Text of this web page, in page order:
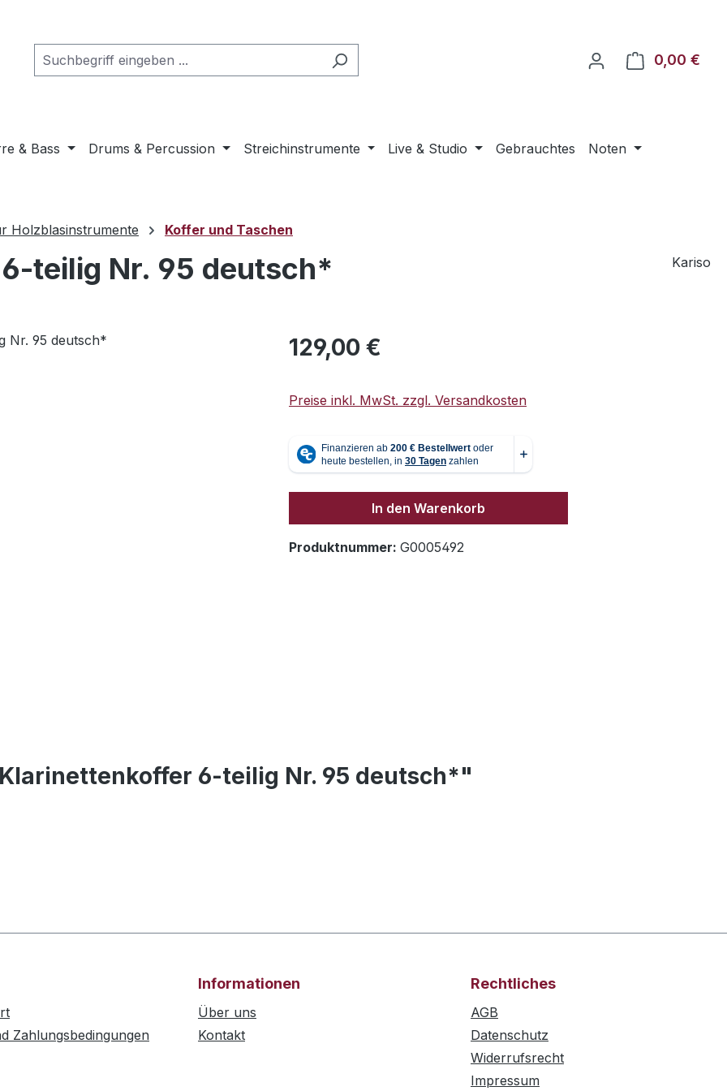
0,00 €
& Bass Drums & Percussion Streichinstrumente Live & Studio Gebrauchtes
Noten
Holzblasinstrumente Koffer und Taschen
teilig Nr. 95 deutsch* Kariso
Regulärer Preis:
129,00 €
Preise inkl. MwSt. zzgl. Versandkosten
In den Warenkorb
Produktnummer: G0005492
6-teilig Nr. 95 deutsch*"
Zahlungsbedingungen
Informationen
Über uns
Kontakt
Rechtliches
AGB
Datenschutz
Widerrufsrecht
Impressum